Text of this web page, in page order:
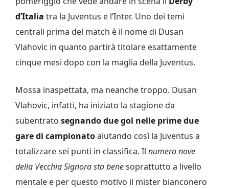
d’Italia tra la Juventus e l’Inter. Uno dei temi
centrali prima del match è il nome di Dusan
Vlahovic in quanto partirà titolare esattamente
cinque mesi dopo con la maglia della Juventus.
Mossa inaspettata, ma neanche troppo. Dusan
Vlahovic, infatti, ha iniziato la stagione da
subentrato segnando due gol nelle prime due
gare di campionatoaiutando così la Juventus a
totalizzare sei punti in classifica. Il numero nove
della Vecchia Signora sta benesoprattutto a livello
mentale e per questo motivo il mister bianconero